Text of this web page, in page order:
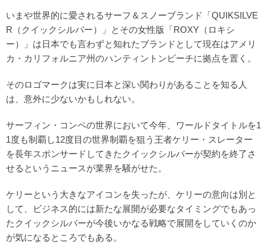
いまや世界的に愛されるサーフ＆スノーブランド「QUIKSILVE
R（クイックシルバー）」とその女性版「ROXY（ロキシ
ー）」は日本でも言わずと知れたブランドとして現在はアメリ
カ・カリフォルニア州のハンティントンビーチに拠点を置く。
そのロゴマークは実に日本と深い関わりがあることを知る人
は、意外に少ないかもしれない。
サーフィン・コンペの世界において今年、ワールドタイトルを1
1度も制覇し12度目の世界制覇を狙う王者ケリー・スレーター
を長年スポンサードしてきたクイックシルバーが契約を終了さ
せるというニュースが業界を騒がせた。
ケリーという大きなアイコンを失ったが、ケリーの意向は別と
して、ビジネス的には新たな展開が必要なタイミングでもあっ
たクイックシルバーが今後いかなる戦略で展開をしていくのか
が気になるところでもある。